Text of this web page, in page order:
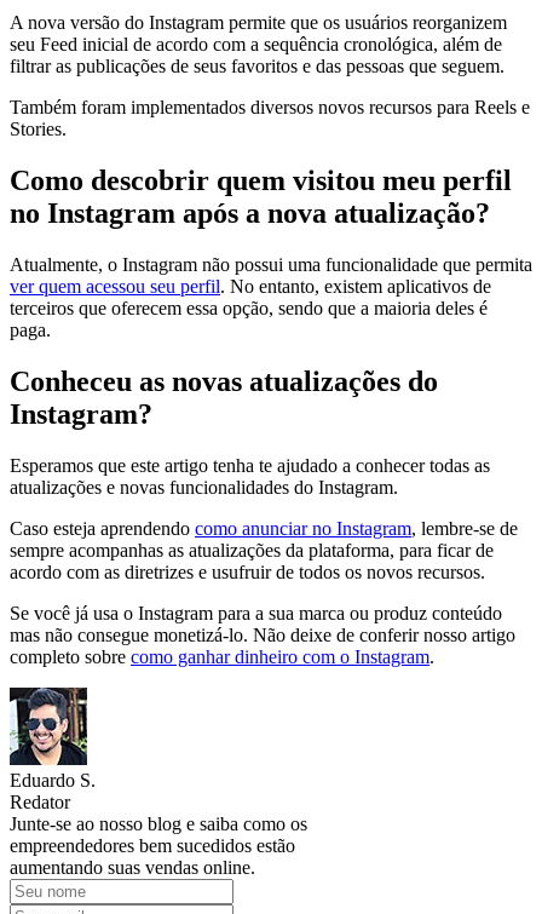
A nova versão do Instagram permite que os usuários reorganizem
seu Feed inicial de acordo com a sequência cronológica, além de
filtrar as publicações de seus favoritos e das pessoas que seguem.
Também foram implementados diversos novos recursos para Reels e
Stories.
Como descobrir quem visitou meu perfil
no Instagram após a nova atualização?
Atualmente, o Instagram não possui uma funcionalidade que permita
ver quem acessou seu perfil. No entanto, existem aplicativos de
terceiros que oferecem essa opção, sendo que a maioria deles é
paga.
Conheceu as novas atualizações do
Instagram?
Esperamos que este artigo tenha te ajudado a conhecer todas as
atualizações e novas funcionalidades do Instagram.
Caso esteja aprendendo como anunciar no Instagram, lembre-se de
sempre acompanhas as atualizações da plataforma, para ficar de
acordo com as diretrizes e usufruir de todos os novos recursos.
Se você já usa o Instagram para a sua marca ou produz conteúdo
mas não consegue monetizá-lo. Não deixe de conferir nosso artigo
completo sobre como ganhar dinheiro com o Instagram.
Eduardo S.
Redator
Junte-se ao nosso blog e saiba como os
empreendedores bem sucedidos estão
aumentando suas vendas online.